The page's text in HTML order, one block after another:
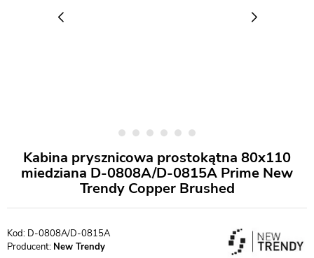
Kabina prysznicowa prostokątna 80x110
miedziana D-0808A/D-0815A Prime New
Trendy Copper Brushed
D-0808A/D-0815A
Producent: New Trendy